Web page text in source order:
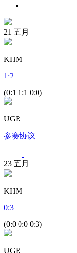
21 五月
KHM
1 :2
(0:1 1:1 0:0)
UGR
参赛协议
23 五月
KHM
0:3
(0:0 0:0 0:3)
UGR